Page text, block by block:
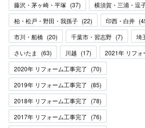
藤沢・茅ヶ崎・平塚 (37) 横須賀・三浦・逗
柏・松戸・野田・我孫子 (22) 印西・白井 (
市川・船橋 (20) 千葉市・習志野 (7) 埼
さいたま
(63) 川越 (17) 2021年 リフォ
2020年 リフォーム工事完了
(70)
2019年 リフォーム工事完了
(85)
2018年 リフォーム工事完了
(78)
2017年 リフォーム工事完了
(76)